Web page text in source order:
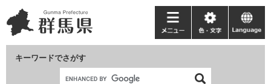
ー
ジ
ニ
ュ
キーワードでさがす
メ
ニ
ー
色・
文
language